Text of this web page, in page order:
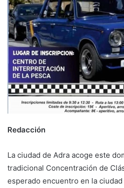
Redacción
La ciudad de Adra acoge este
tradicional Concentración de
esperado encuentro en la